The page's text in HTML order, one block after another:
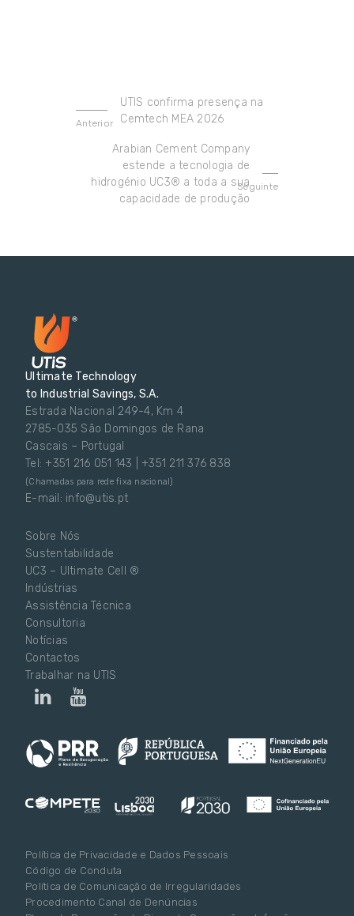
Anterior
UTIS confirma presença na
Cemtech MEA 2026
Seguinte
Arabian Cement Company
estende a tecnologia de
hidrogénio UC3® a toda a sua
capacidade de produção
Ultimate Technology
to Industrial Savings, S.A.
Estrada Nacional 249-4, Km 4
2785-035 São Domingos de Rana
Cascais – Portugal
Tel: +351 216 051 143 | +351 211 376 838
(Chamadas para rede fixa nacional)
E-mail: info@utis.pt
Sobre Nós
Sustentabilidade
UC3 – Ultimate Cell ®
Indústrias
Assistência Técnica
Consultoria
Notícias
Contactos
Trabalhar na UTIS
Política de Privacidade e Dados Pessoais
Código de Conduta
Política de Comunicação de Irregularidades
Procedimento Canal de Denúncias